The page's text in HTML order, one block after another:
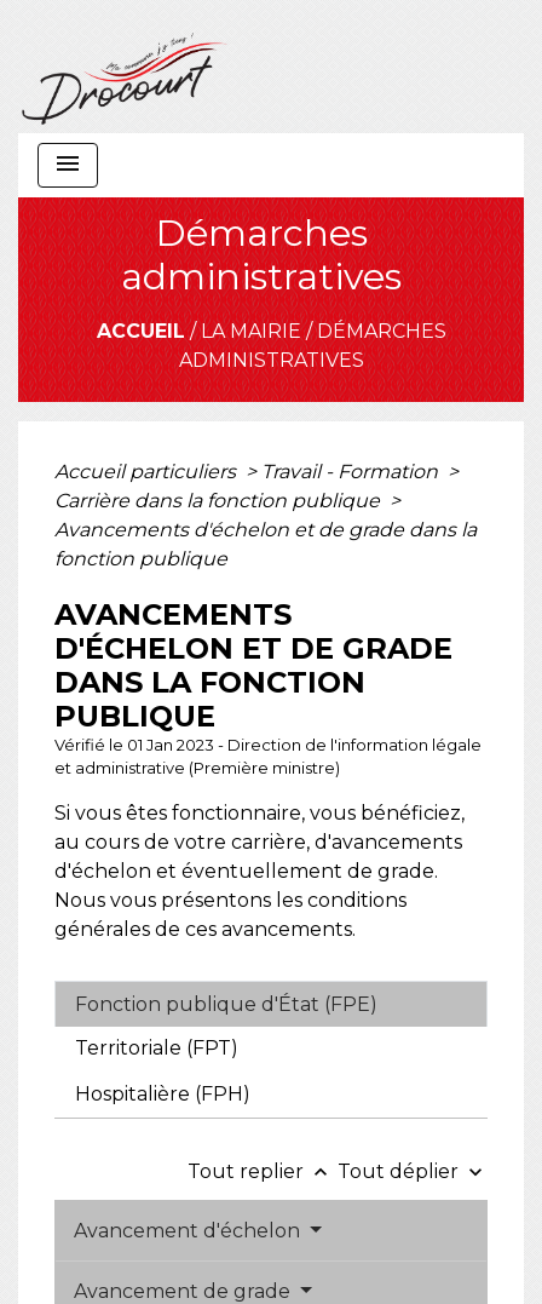
menu
Démarches
administratives
ACCUEIL/LA MAIRIE/DÉMARCHES
ADMINISTRATIVES
Accueil particuliers > Travail - Formation >
Carrière dans la fonction publique >
Avancements d'échelon et de grade dans la
fonction publique
AVANCEMENTS
D'ÉCHELON ET DE GRADE
DANS LA FONCTION
PUBLIQUE
Vérifié le 01 Jan 2023 - Direction de l'information légale
et administrative (Première ministre)
Si vous êtes fonctionnaire, vous bénéficiez,
au cours de votre carrière, d'avancements
d'échelon et éventuellement de grade.
Nous vous présentons les conditions
générales de ces avancements.
Fonction publique d'État (FPE)
Territoriale (FPT)
Hospitalière (FPH)
Tout replier keyboard_arrow_up Tout déplier keyboard_arrow_down
Avancement d'échelon
Avancement de grade